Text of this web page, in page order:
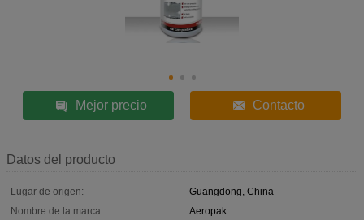
Mejor precio Contacto
Datos del producto
Lugar de origen:
Guangdong, China
Nombre de la marca:
Aeropak